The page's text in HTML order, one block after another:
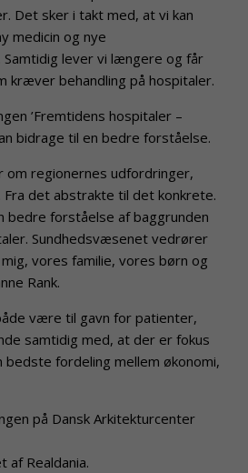
Det sker i takt med, at vi kan
medicin og nye
Samtidig lever vi længere og får
kræver behandling på hospitaler.
’Fremtidens hospitaler –
bidrage til en bedre forståelse.
om regionernes udfordringer,
Fra det abstrakte til det konkrete.
bedre forståelse af baggrunden
Sundhedsvæsenet vedrører
vores familie, vores børn og
Rank.
være til gavn for patienter,
samtidig med, at der er fokus
bedste fordeling mellem økonomi,
på Dansk Arkitekturcenter
af Realdania.